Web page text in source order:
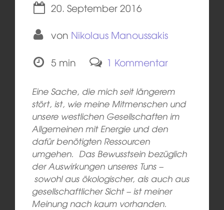
20. September 2016
von Nikolaus Manoussakis
5 min
1 Kommentar
Eine Sache, die mich seit längerem
stört, ist, wie meine Mitmenschen und
unsere westlichen Gesellschaften im
Allgemeinen mit Energie und den
dafür benötigten Ressourcen
umgehen. Das Bewusstsein bezüglich
der Auswirkungen unseres Tuns –
sowohl aus ökologischer, als auch aus
gesellschaftlicher Sicht – ist meiner
Meinung nach kaum vorhanden.